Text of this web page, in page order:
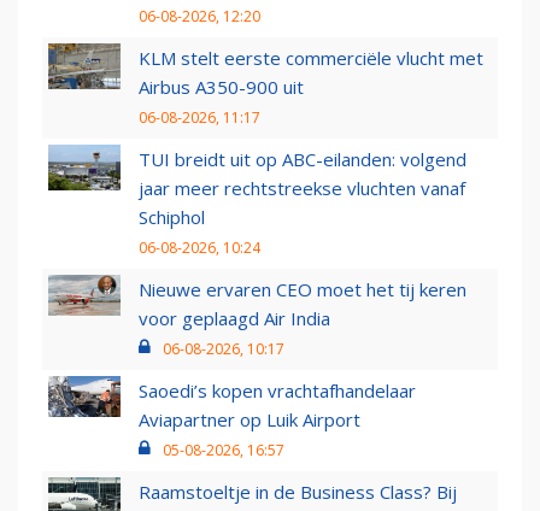
06-08-2026, 12:20
KLM stelt eerste commerciële vlucht met
Airbus A350-900 uit
06-08-2026, 11:17
TUI breidt uit op ABC-eilanden: volgend
jaar meer rechtstreekse vluchten vanaf
Schiphol
06-08-2026, 10:24
Nieuwe ervaren CEO moet het tij keren
voor geplaagd Air India
06-08-2026, 10:17
Saoedi’s kopen vrachtafhandelaar
Aviapartner op Luik Airport
05-08-2026, 16:57
Raamstoeltje in de Business Class? Bij